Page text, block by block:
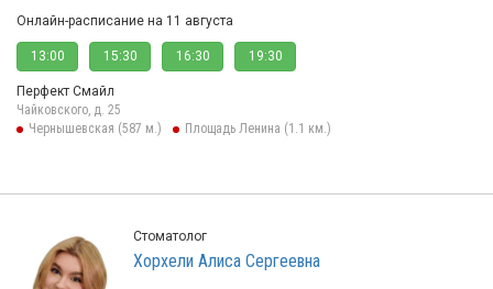
Онлайн-расписание на 11 августа
13:00 15:30 16:30 19:30
Перфект Смайл
Чайковского, д. 25
Чернышевская (587 м.)
Площадь Ленина (1.1 км.)
Стоматолог
Хорхели Алиса Сергеевна